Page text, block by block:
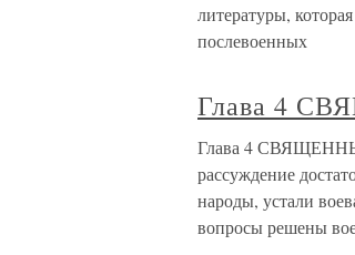
литературы,
послевоенных
Глава 4
Глава 4
рассуждение
народы, устали
вопросы решены